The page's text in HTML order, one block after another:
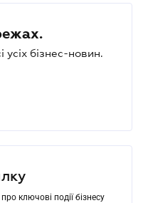
усіх бізнес-новин.
ключові події бізнесу